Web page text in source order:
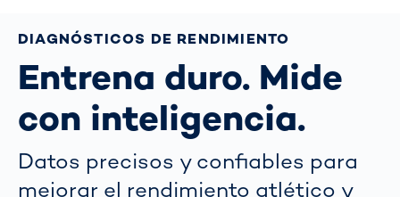
DIAGNÓSTICOS DE RENDIMIENTO
Entrena duro. Mide
con inteligencia.
Datos precisos y confiables para
mejorar el rendimiento atlético y